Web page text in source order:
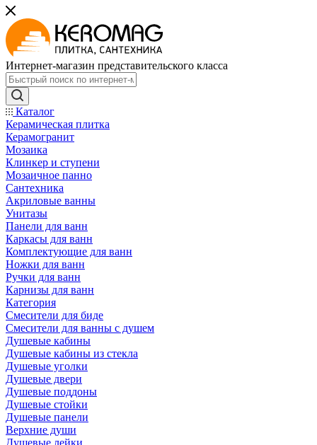
Интернет-магазин представительского класса
Каталог
Керамическая плитка
Керамогранит
Мозаика
Клинкер и ступени
Мозаичное панно
Сантехника
Акриловые ванны
Унитазы
Панели для ванн
Каркасы для ванн
Комплектующие для ванн
Ножки для ванн
Ручки для ванн
Карнизы для ванн
Категория
Смесители для биде
Смесители для ванны с душем
Душевые кабины
Душевые кабины из стекла
Душевые уголки
Душевые двери
Душевые поддоны
Душевые стойки
Душевые панели
Верхние души
Душевые лейки